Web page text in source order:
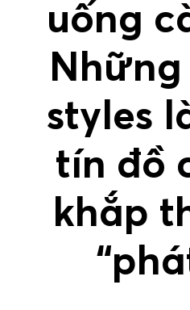
uống
styles
tín đồ
khắp